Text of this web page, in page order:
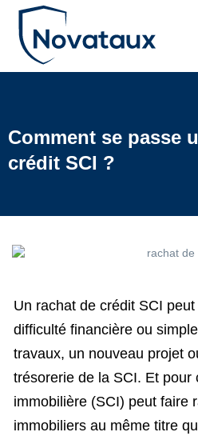
Comment se passe
crédit SCI ?
Un rachat de crédit SCI
difficulté financière ou
travaux, un nouveau projet
trésorerie de la SCI. Et pour
immobilière (SCI) peut faire
immobiliers au même titre